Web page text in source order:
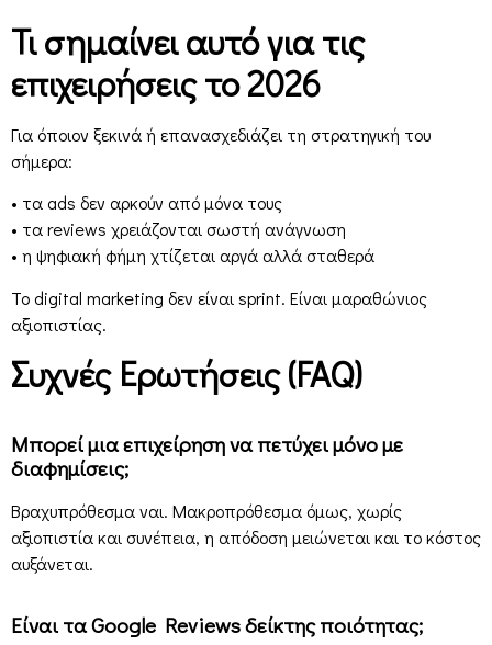
Τι σημαίνει αυτό για τις
επιχειρήσεις το 2026
Για όποιον ξεκινά ή επανασχεδιάζει τη στρατηγική του
σήμερα:
• τα ads δεν αρκούν από μόνα τους
• τα reviews χρειάζονται σωστή ανάγνωση
• η ψηφιακή φήμη χτίζεται αργά αλλά σταθερά
Το digital marketing δεν είναι sprint. Είναι μαραθώνιος
αξιοπιστίας.
Συχνές Ερωτήσεις (FAQ)
Μπορεί μια επιχείρηση να πετύχει μόνο με
διαφημίσεις;
Βραχυπρόθεσμα ναι. Μακροπρόθεσμα όμως, χωρίς
αξιοπιστία και συνέπεια, η απόδοση μειώνεται και το κόστος
αυξάνεται.
Είναι τα Google Reviews δείκτης ποιότητας;